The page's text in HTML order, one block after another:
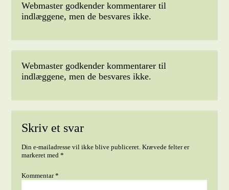
Webmaster godkender kommentarer til
indlæggene, men de besvares ikke.
Webmaster godkender kommentarer til
indlæggene, men de besvares ikke.
Skriv et svar
Din e-mailadresse vil ikke blive publiceret. Krævede felter er
markeret med*
Kommentar*